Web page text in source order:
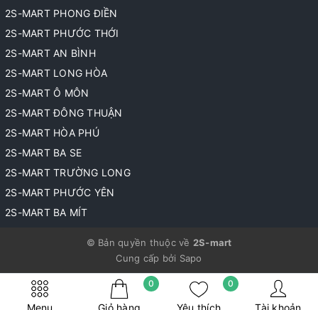
Menu Giỏ hàng
0
Yêu thích
0
Tài khoản
2S-MART PHONG ĐIỀN
2S-MART PHƯỚC THỚI
2S-MART AN BÌNH
2S-MART LONG HÒA
2S-MART Ô MÔN
2S-MART ĐÔNG THUẬN
2S-MART HÒA PHÚ
2S-MART BA SE
2S-MART TRƯỜNG LONG
2S-MART PHƯỚC YÊN
2S-MART BA MÍT
© Bản quyền thuộc về 2S-mart
Cung cấp bởi Sapo